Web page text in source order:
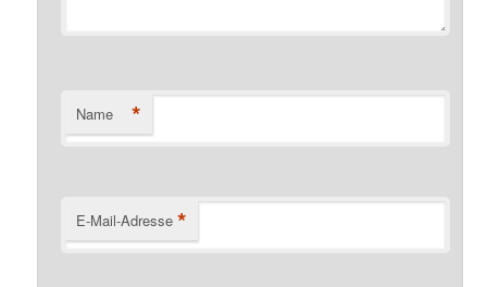
Name *
E-Mail-Adresse *